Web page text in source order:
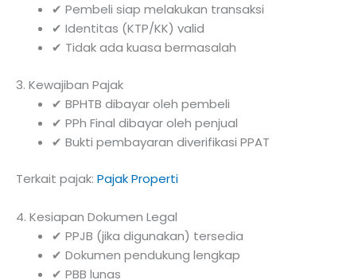
✔ Pembeli siap melakukan transaksi
✔ Identitas (KTP/KK) valid
✔ Tidak ada kuasa bermasalah
3. Kewajiban Pajak
✔ BPHTB dibayar oleh pembeli
✔ PPh Final dibayar oleh penjual
✔ Bukti pembayaran diverifikasi PPAT
Terkait pajak: Pajak Properti
4. Kesiapan Dokumen Legal
✔ PPJB (jika digunakan) tersedia
✔ Dokumen pendukung lengkap
✔ PBB lunas